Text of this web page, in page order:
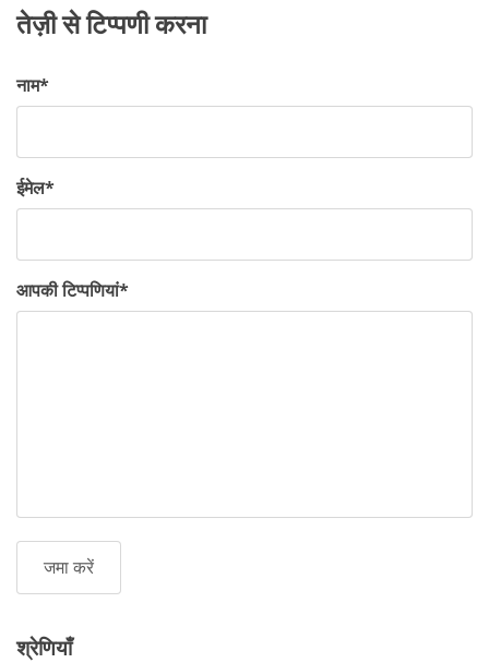
तेज़ी से टिप्पणी करना
नाम*
ईमेल*
आपकी टिप्पणियां*
श्रेणियाँ